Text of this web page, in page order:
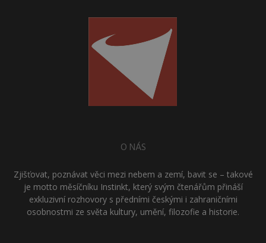
O NÁS
Zjišťovat, poznávat věci mezi nebem a zemí, bavit se – takové
je motto měsíčníku Instinkt, který svým čtenářům přináší
exkluzivní rozhovory s předními českými i zahraničními
osobnostmi ze světa kultury, umění, filozofie a historie.